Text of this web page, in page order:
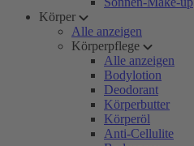
Körper
Alle anzeigen
Körperpflege
Alle anzeigen
Bodylotion
Deodorant
Körperbutter
Körperöl
Anti-Cellulite